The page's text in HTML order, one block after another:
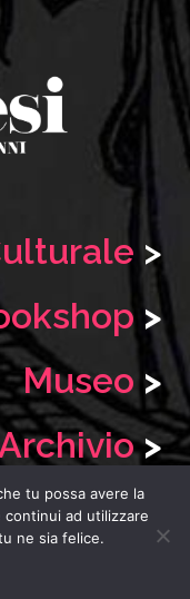
>
>
Museo >
>
Valdese | P. IVA
Cookies
tu possa avere la
ad utilizzare
ne sia felice.